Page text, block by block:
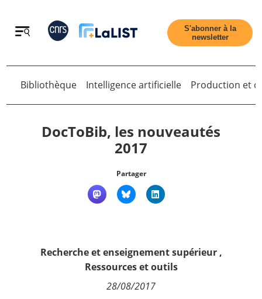
Retour
S'abonner à la
newsletter
Retour
Bibliothèque Intelligence artificielle Production et
DocToBib, les nouveautés
2017
Partager
Recherche et enseignement supérieur,
Ressources et outils
28/08/2017